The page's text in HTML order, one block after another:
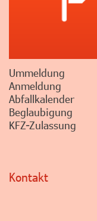
Ummeldung
Anmeldung
Abfallkalender
Beglaubigung
KFZ-Zulassung
Kontakt